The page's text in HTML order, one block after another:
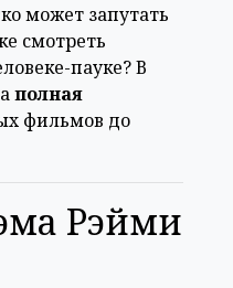
может запутать
смотреть
пауке? В
полная
фильмов до
Рэйми